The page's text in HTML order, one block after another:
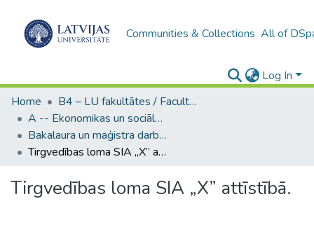
Communities & Collections All of
Log In
Home
B4 – LU fakultātes / Faculties of the UL
A -- Ekonomikas un sociālo zinātņu fakultāte / Faculty of Economics and Social Sciences
Bakalaura un maģistra darbi (ESZF) / Bachelor's and Master's theses
Tirgvedības loma SIA „X” attīstībā.
Tirgvedības loma SIA „X” attīstībā.